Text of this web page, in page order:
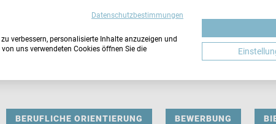
BERUFLICHE ORIENTIERUNG BEWERBUNG
Datenschutzbestimmungen
verbessern, personalisierte Inhalte anzuzeigen und
uns verwendeten Cookies öffnen Sie die